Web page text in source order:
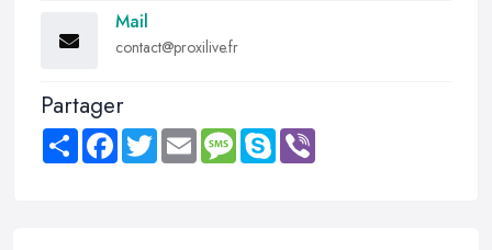
Mail
contact@proxilive.fr
Partager
Share FacebookTwitter Email MessageSkype